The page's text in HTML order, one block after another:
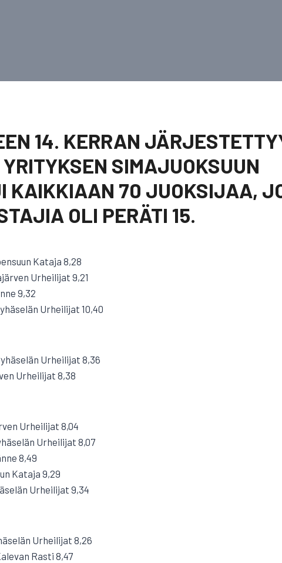
14. KERRAN
SIMAJUOKSUUN
KAIKKIAAN 70 JUOKSIJAA,
OLI PERÄTI 15.
Kataja 8,28
Urheilijat 9,21
9,32
Urheilijat 10,40
Urheilijat 8,36
Urheilijat 8,38
Urheilijat 8,04
Urheilijat 8,07
8,49
Kataja 9,29
Urheilijat 9,34
Urheilijat 8,26
Rasti 8,47